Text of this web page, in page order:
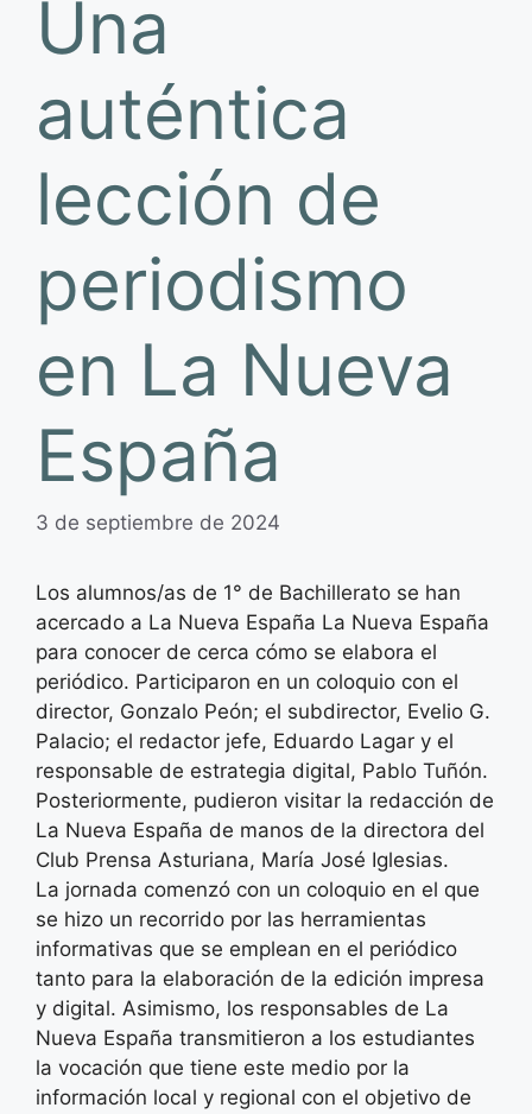
Una
auténtica
lección de
periodismo
en La Nueva
España
3 de septiembre de 2024
Los alumnos/as de 1° de Bachillerato se han
acercado a La Nueva España La Nueva España
para conocer de cerca cómo se elabora el
periódico. Participaron en un coloquio con el
director, Gonzalo Peón; el subdirector, Evelio G.
Palacio; el redactor jefe, Eduardo Lagar y el
responsable de estrategia digital, Pablo Tuñón.
Posteriormente, pudieron visitar la redacción de
La Nueva España de manos de la directora del
Club Prensa Asturiana, María José Iglesias.
La jornada comenzó con un coloquio en el que
se hizo un recorrido por las herramientas
informativas que se emplean en el periódico
tanto para la elaboración de la edición impresa
y digital. Asimismo, los responsables de La
Nueva España transmitieron a los estudiantes
la vocación que tiene este medio por la
información local y regional con el objetivo de